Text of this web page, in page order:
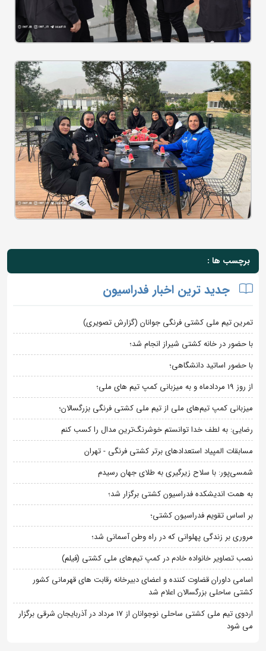
برچسب ها :
جدید ترین اخبار فدراسیون
تمرین تیم ملی کشتی فرنگی جوانان (گزارش تصویری)
با حضور در خانه کشتی شیراز انجام شد؛
با حضور اساتید دانشگاهی؛
از روز 19 مردادماه و به میزبانی کمپ تیم های ملی؛
میزبانی کمپ تیم‌های ملی از تیم ملی کشتی فرنگی بزرگسالان؛
رضایی: به لطف خدا توانستم خوشرنگ‌ترین مدال را کسب کنم
مسابقات المپیاد استعدادهای برتر کشتی فرنگی - تهران
شمسی‌پور: با سلاح زیرگیری به طلای جهان رسیدم
به همت اندیشکده فدراسیون کشتی برگزار شد؛
بر اساس تقویم فدراسیون کشتی؛
مروری بر زندگی پهلوانی که در راه وطن آسمانی شد؛
نصب تصاویر خانواده خادم در کمپ تیم‌های ملی کشتی (فیلم)
اسامی داوران قضاوت کننده و اعضای دبیرخانه رقابت های قهرمانی کشور
کشتی ساحلی بزرگسالان اعلام شد
اردوی تیم ملی کشتی ساحلی نوجوانان از 17 مرداد در آذربایجان شرقی برگزار
می شود